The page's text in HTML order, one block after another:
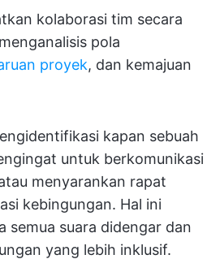
kolaborasi tim secara
pola
proyek, dan kemajuan
kapan sebuah
untuk berkomunikasi
menyarankan rapat
kebingungan. Hal ini
semua suara didengar dan
yang lebih inklusif.